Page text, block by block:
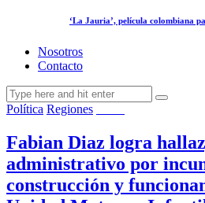
‘La Jauria’, película colombiana
Nosotros
Contacto
Política Regiones
Fabian Diaz logra
administrativo por
construcción y